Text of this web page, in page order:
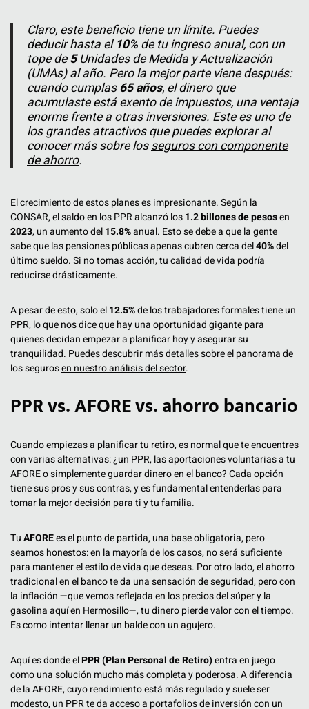
Claro, este beneficio tiene un límite. Puedes
deducir hasta el 10% de tu ingreso anual, con un
tope de5Unidades de Medida y Actualización
(UMAs) al año. Pero la mejor parte viene después:
cuando cumplas65 años, el dinero que
acumulaste está exento de impuestos, una ventaja
enorme frente a otras inversiones. Este es uno de
los grandes atractivos que puedes explorar al
conocer más sobre losseguros con componente
de ahorro.
El crecimiento de estos planes es impresionante. Según la
CONSAR, el saldo en los PPR alcanzó los1.2 billones de pesosen
2023, un aumento del15.8%anual. Esto se debe a que la gente
sabe que las pensiones públicas apenas cubren cerca del40%del
último sueldo. Si no tomas acción, tu calidad de vida podría
reducirse drásticamente.
A pesar de esto, solo el12.5%de los trabajadores formales tiene un
PPR, lo que nos dice que hay una oportunidad gigante para
quienes decidan empezar a planificar hoy y asegurar su
tranquilidad. Puedes descubrir más detalles sobre el panorama de
los segurosen nuestro análisis del sector.
PPR vs. AFORE vs. ahorro bancario
Cuando empiezas a planificar tu retiro, es normal que te encuentres
con varias alternativas: ¿un PPR, las aportaciones voluntarias a tu
AFORE o simplemente guardar dinero en el banco? Cada opción
tiene sus pros y sus contras, y es fundamental entenderlas para
tomar la mejor decisión para ti y tu familia.
TuAFOREes el punto de partida, una base obligatoria, pero
seamos honestos: en la mayoría de los casos, no será suficiente
para mantener el estilo de vida que deseas. Por otro lado, el ahorro
tradicional en el banco te da una sensación de seguridad, pero con
la inflación —que vemos reflejada en los precios del súper y la
gasolina aquí en Hermosillo—, tu dinero pierde valor con el tiempo.
Es como intentar llenar un balde con un agujero.
Aquí es donde elPPR (Plan Personal de Retiro)entra en juego
como una solución mucho más completa y poderosa. A diferencia
de la AFORE, cuyo rendimiento está más regulado y suele ser
modesto, un PPR te da acceso a portafolios de inversión con un